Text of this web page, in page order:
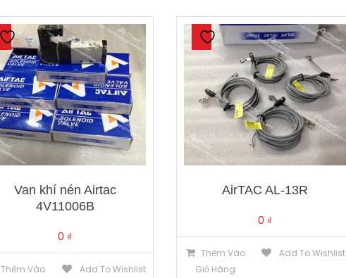
Van khí nén Airtac
4V11006B
0 ₫
Thêm Vào
Add To Wishlist
AirTAC AL-13R
0 ₫
Thêm Vào
Giỏ Hàng
Add To Wishlist